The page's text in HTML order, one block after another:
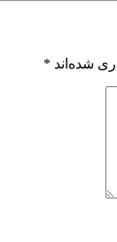
شده‌اند *